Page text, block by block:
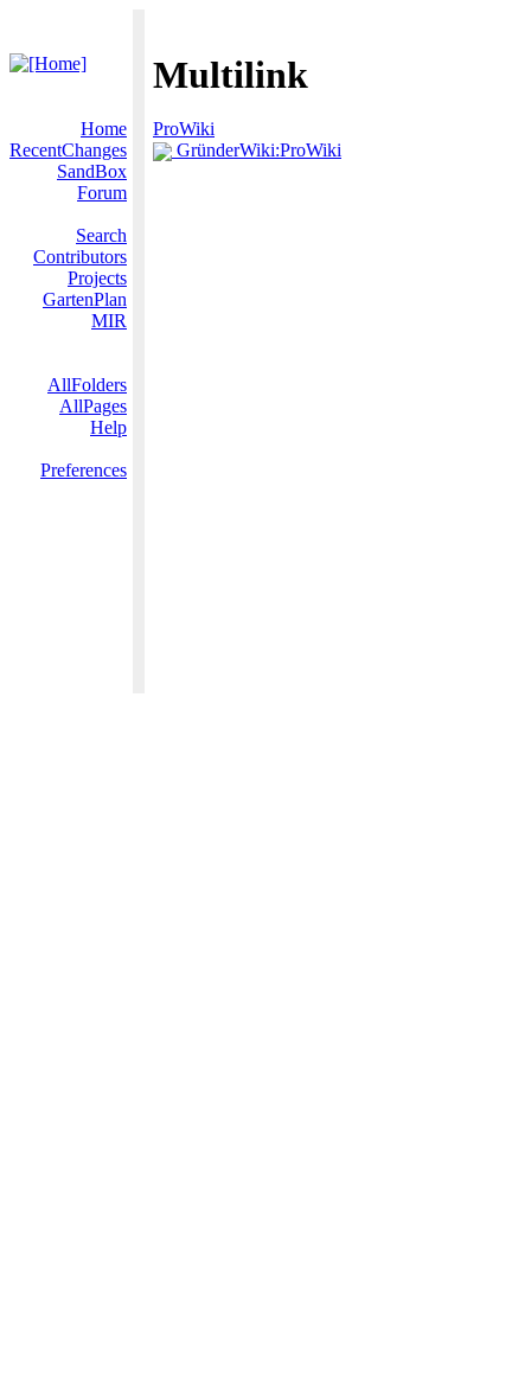
Multilink
Home
RecentChanges
SandBox
Forum
Search
Contributors
Projects
GartenPlan
MIR
AllFolders
AllPages
Help
Preferences
ProWiki
GründerWiki:ProWiki